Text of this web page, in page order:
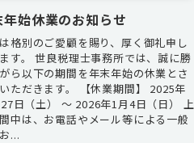
年始休業のお知らせ
格別のご愛顧を賜り、厚く御礼申し
ます。 世良税理士事務所では、誠に勝
ら以下の期間を年末年始の休業とさ
ただきます。 【休業期間】 2025年
日（土） ～ 2026年1月4日（日） 上
中は、お電話やメール等による一般
...